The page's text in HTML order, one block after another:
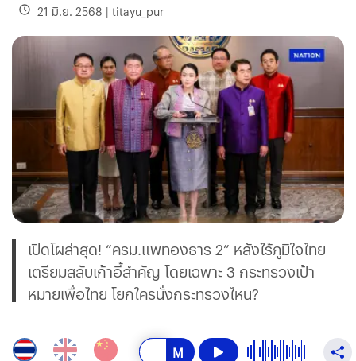
21 มิ.ย. 2568 | titayu_pur
เปิดโผล่าสุด! “ครม.แพทองธาร 2” หลังไร้ภูมิใจไทย
เตรียมสลับเก้าอี้สำคัญ โดยเฉพาะ 3 กระทรวงเป้า
หมายเพื่อไทย โยกใครนั่งกระทรวงไหน?